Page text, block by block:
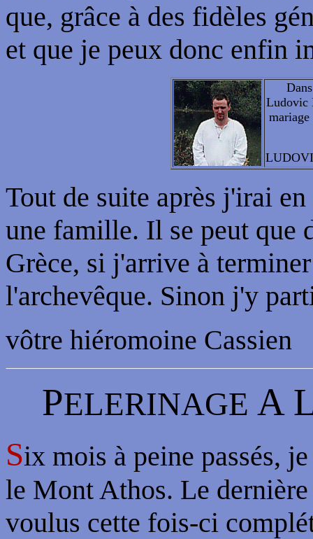
que, grâce à des fidèles
et que je peux donc enfin
Ludovic
Tout de suite après j'irai
une famille. Il se peut que
Grèce, si j'arrive à
l'archevêque. Sinon j'y
vôtre hiéromoine Cassien
PELERINAGE A
Six mois à peine passés,
le Mont Athos. Le
voulus cette fois-ci